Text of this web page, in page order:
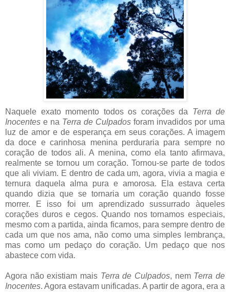
Naquele exato momento todos os corações da Terra de
Inocentes e na Terra de Culpados foram invadidos por uma
luz de amor e de esperança em seus corações. A imagem
da doce e carinhosa menina perduraria para sempre no
coração de todos ali. A menina, como ela tanto afirmava,
realmente se tornou um coração. Tornou-se parte de todos
que ali viviam. E dentro de cada um, agora, vivia a magia e
ternura daquela alma pura e amorosa. Ela estava certa
quando dizia que se tornaria um coração quando fosse
morrer. E isso foi um aprendizado sussurrado àqueles
corações duros e cegos. Quando nos tornamos especiais,
mesmo com a partida, ainda ficamos, para sempre dentro de
cada um que nos ama, não como uma simples lembrança,
mas como um pedaço do coração. Um pedaço que nos
abastece com vida.
Agora não existiam mais Terra de Culpados, nem Terra de
Inocentes. Agora estavam unificadas. A partir de agora, era a